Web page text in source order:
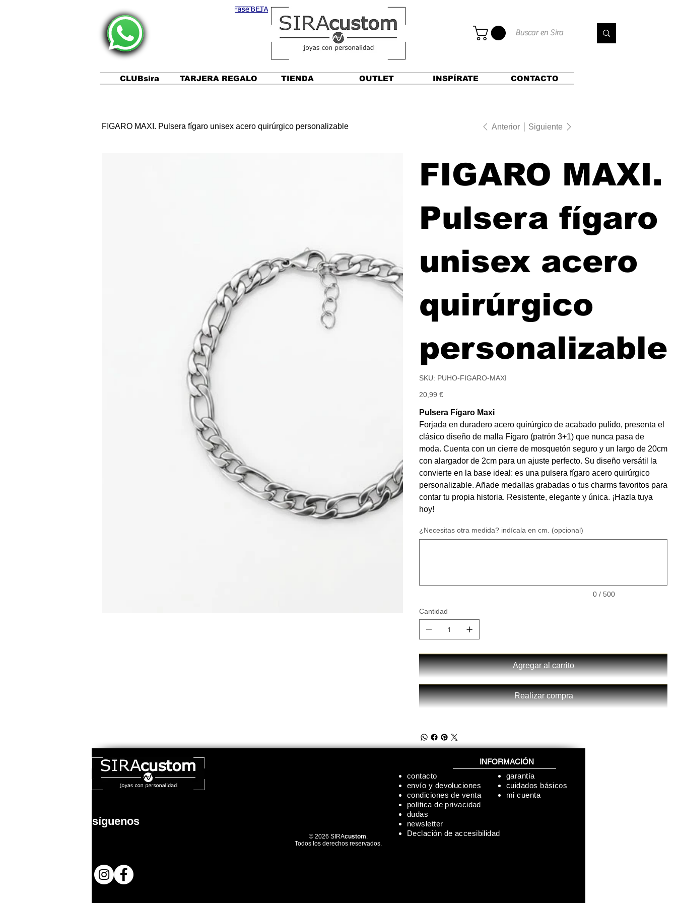
CLUBsira TARJERA REGALO TIENDA OUTLET INSPÍRATE CONTACTO
FIGARO MAXI. Pulsera fígaro unisex acero quirúrgico personalizable Anterior Siguiente
FIGARO MAXI.
Pulsera fígaro
unisex acero
quirúrgico
personalizable
SKU: SKU
PUHO-
MAXI
PUHO-FIGARO-MAXI
Precio
20,99 €
Pulsera Fígaro Maxi
Forjada en duradero acero quirúrgico de acabado pulido, presenta el
clásico diseño de malla Fígaro (patrón 3+1) que nunca pasa de
moda. Cuenta con un cierre de mosquetón seguro y un largo de 20cm
con alargador de 2cm para un ajuste perfecto. Su diseño versátil la
convierte en la base ideal: es una pulsera fígaro acero quirúrgico
personalizable. Añade medallas grabadas o tus charms favoritos para
contar tu propia historia. Resistente, elegante y única. ¡Hazla tuya
hoy!
¿Necesitas otra medida? indícala en cm. (opcional)
0 / 500
Cantidad
Agregar al carrito
Realizar compra
síguenos
© 2026 SIRAcustom.
Todos los derechos reservados.
INFORMACIÓN
contacto
envío y devoluciones
condiciones de venta
política de privacidad
dudas
newsletter
Declación de accesibilidad
garantía
cuidados básicos
mi cuenta